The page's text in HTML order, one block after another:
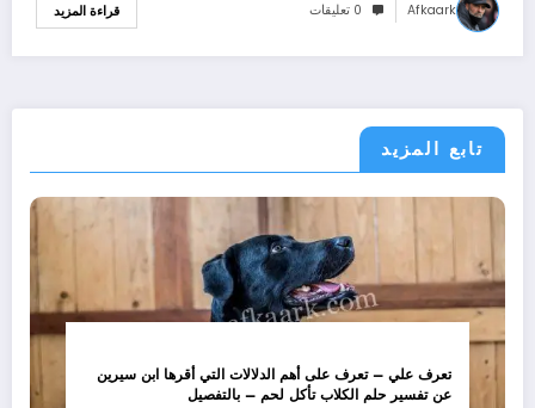
Afkaark 0 تعليقات قراءة المزيد
تابع المزيد
تعرف علي – تعرف على أهم الدلالات التي أقرها ابن سيرين
عن تفسير حلم الكلاب تأكل لحم – بالتفصيل